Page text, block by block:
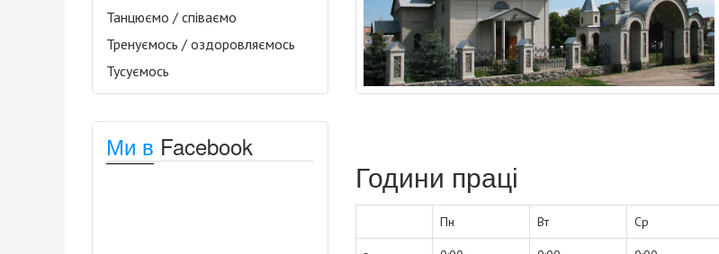
Танцюємо / співаємо
Тренуємось / оздоровляємось
Тусуємось
Ми в Facebook
Години праці
Пн Вт Ср